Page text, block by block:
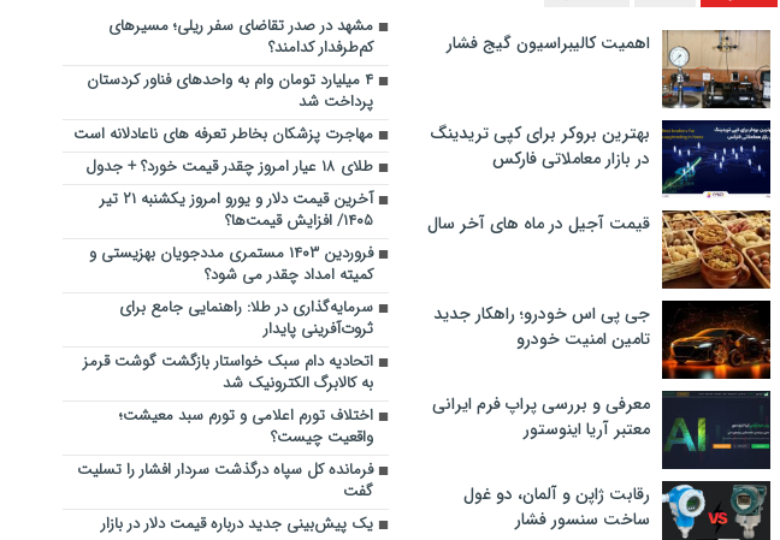
اهمیت کالیبراسیون گیج فشار
بهترین بروکر برای کپی‌ تریدینگ
در بازار معاملاتی فارکس
قیمت آجیل در ماه های آخر سال
جی پی اس خودرو؛ راهکار جدید
تامین امنیت خودرو
معرفی و بررسی پراپ فرم ایرانی
معتبر آریا اینوستور
رقابت ژاپن و آلمان، دو غول
ساخت سنسور فشار
مشهد در صدر تقاضای سفر ریلی؛ مسیرهای
کم‌طرفدار کدامند؟
۴ میلیارد تومان وام به واحدهای فناور کردستان
پرداخت شد
مهاجرت پزشکان بخاطر تعرفه های ناعادلانه است
طلای ۱۸ عیار امروز چقدر قیمت خورد؟ + جدول
آخرین قیمت دلار و یورو امروز یکشنبه ۲۱ تیر
۱۴۰۵/ افزایش قیمت‌ها؟
فروردین ۱۴۰۳ مستمری مددجویان بهزیستی و
کمیته امداد چقدر می شود؟
سرمایه‌گذاری در طلا: راهنمایی جامع برای
ثروت‌آفرینی پایدار
اتحادیه دام سبک خواستار بازگشت گوشت قرمز
به کالابرگ الکترونیک شد
اختلاف تورم اعلامی و تورم سبد معیشت؛
واقعیت چیست؟
فرمانده کل سپاه درگذشت سردار افشار را تسلیت
گفت
یک پیش‌بینی جدید درباره قیمت دلار در بازار